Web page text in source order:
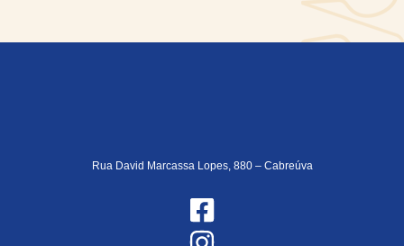
Rua David Marcassa Lopes, 880 – Cabreúva